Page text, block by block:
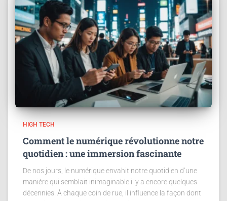
HIGH TECH
Comment le numérique révolutionne notre
quotidien : une immersion fascinante
De nos jours, le numérique envahit notre quotidien d’une
manière qui semblait inimaginable il y a encore quelques
décennies. À chaque coin de rue, il influence la façon dont